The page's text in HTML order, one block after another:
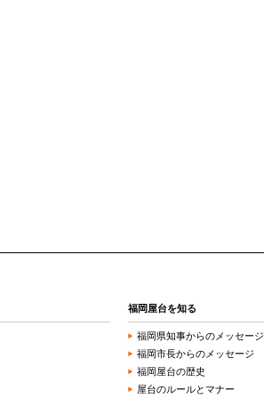
福岡屋台を知る
福岡県知事からのメッセージ
福岡市長からのメッセージ
福岡屋台の歴史
屋台のルールとマナー